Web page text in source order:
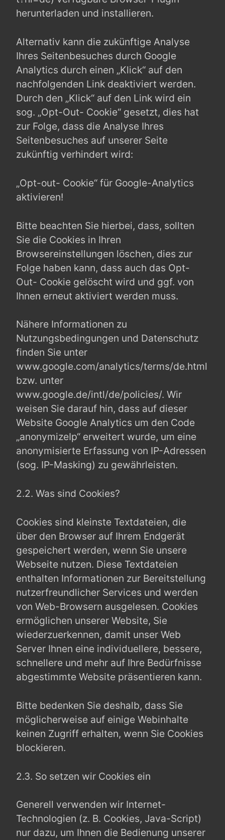
herunterladen und installieren.
Alternativ kann die zukünftige Analyse
Ihres Seitenbesuches durch Google
Analytics durch einen „Klick“ auf den
nachfolgenden Link deaktiviert werden.
Durch den „Klick“ auf den Link wird ein
sog. „Opt-Out- Cookie“ gesetzt, dies hat
zur Folge, dass die Analyse Ihres
Seitenbesuches auf unserer Seite
zukünftig verhindert wird:
„Opt-out- Cookie“ für Google-Analytics
aktivieren!
Bitte beachten Sie hierbei, dass, sollten
Sie die Cookies in Ihren
Browsereinstellungen löschen, dies zur
Folge haben kann, dass auch das Opt-
Out- Cookie gelöscht wird und ggf. von
Ihnen erneut aktiviert werden muss.
Nähere Informationen zu
Nutzungsbedingungen und Datenschutz
finden Sie unter
www.google.com/analytics/terms/de.html
bzw. unter
www.google.de/intl/de/policies/. Wir
weisen Sie darauf hin, dass auf dieser
Website Google Analytics um den Code
„anonymizeIp“ erweitert wurde, um eine
anonymisierte Erfassung von IP-Adressen
(sog. IP-Masking) zu gewährleisten.
2.2. Was sind Cookies?
Cookies sind kleinste Textdateien, die
über den Browser auf Ihrem Endgerät
gespeichert werden, wenn Sie unsere
Webseite nutzen. Diese Textdateien
enthalten Informationen zur Bereitstellung
nutzerfreundlicher Services und werden
von Web-Browsern ausgelesen. Cookies
ermöglichen unserer Website, Sie
wiederzuerkennen, damit unser Web
Server Ihnen eine individuellere, bessere,
schnellere und mehr auf Ihre Bedürfnisse
abgestimmte Website präsentieren kann.
Bitte bedenken Sie deshalb, dass Sie
möglicherweise auf einige Webinhalte
keinen Zugriff erhalten, wenn Sie Cookies
blockieren.
2.3. So setzen wir Cookies ein
Generell verwenden wir Internet-
Technologien (z. B. Cookies, Java-Script)
nur dazu, um Ihnen die Bedienung unserer